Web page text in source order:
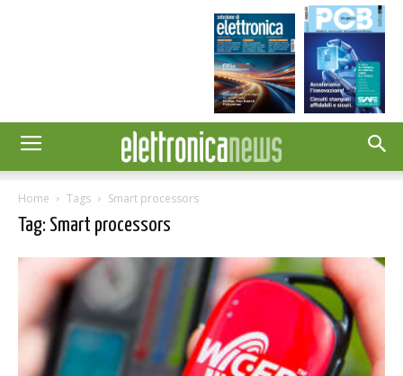
Home Tags Smart processors
Tag: Smart processors